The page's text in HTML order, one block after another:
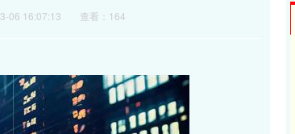
06 16:07:13 查看：164